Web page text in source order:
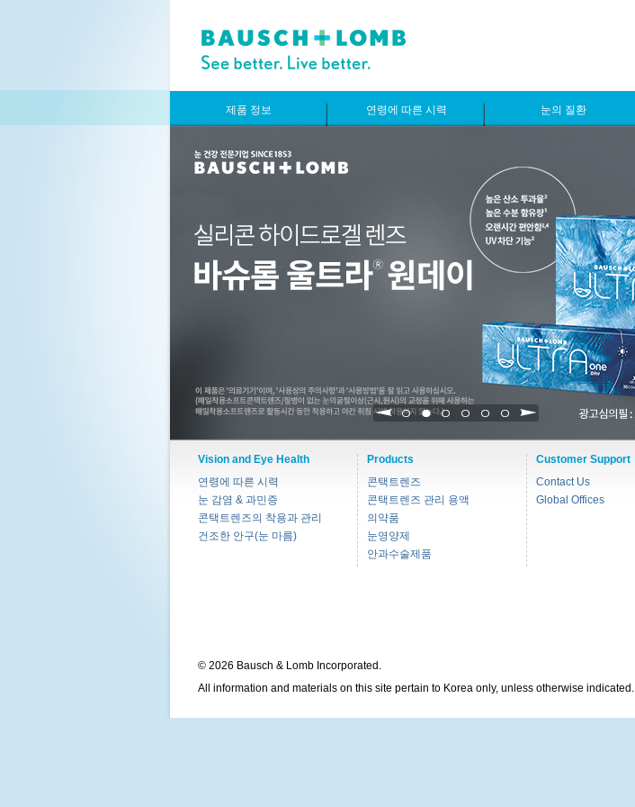
제품 정보 연령에 따른 시력 눈의 질환
1 2 3 4 5 6
Vision and Eye Health
연령에 따른 시력
눈 감염 & 과민증
콘택트렌즈의 착용과 관리
건조한 안구(눈 마름)
Products
콘택트렌즈
콘택트렌즈 관리 용액
의약품
눈영양제
안과수술제품
Customer Support
Contact Us
Global Offices
© 2026 Bausch & Lomb Incorporated.
All information and materials on this site pertain to Korea only, unless otherwise indicated.